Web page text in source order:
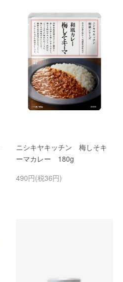
ニシキヤキッチン 梅しそキ
ーマカレー 180g
490円(税36円)